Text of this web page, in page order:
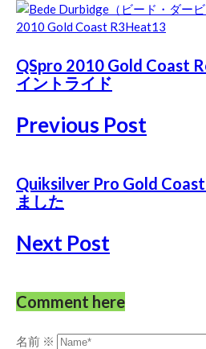
QSpro 2010 Gold Coast
イントライド
Previous Post
Quiksilver Pro Gold
ました
Next Post
Comment here
名前 ※